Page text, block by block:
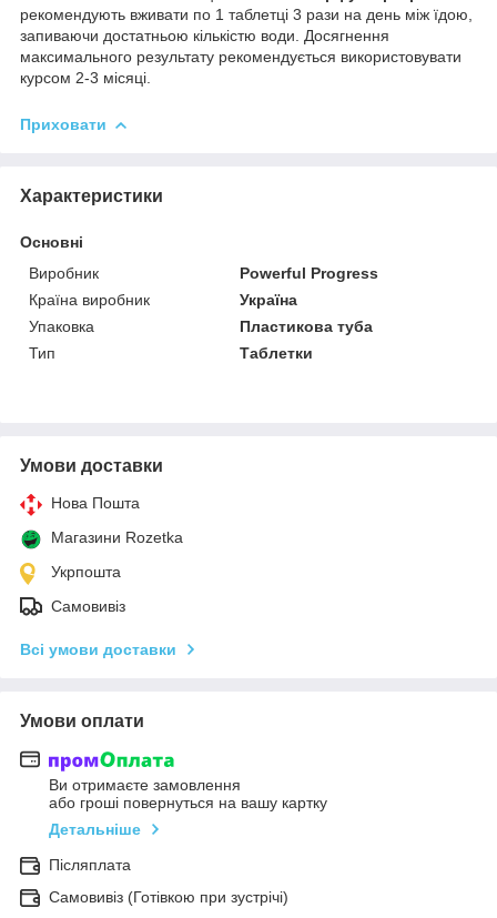
рекомендують вживати по 1 таблетці 3 рази на день між їдою,
запиваючи достатньою кількістю води. Досягнення
максимального результату рекомендується використовувати
курсом 2-3 місяці.
Приховати
Характеристики
Основні
Виробник
Powerful Progress
Країна виробник
Україна
Упаковка
Пластикова туба
Тип
Таблетки
Умови доставки
Нова Пошта
Магазини Rozetka
Укрпошта
Самовивіз
Всі умови доставки
Умови оплати
Ви отримаєте замовлення
або гроші повернуться на вашу картку
Детальніше
Післяплата
Самовивіз (Готівкою при зустрічі)